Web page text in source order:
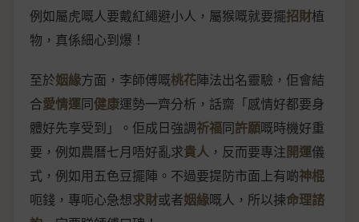
例如屬虎嘅人要戴紅繩避小人，屬猴嘅就要擺招財植
物，真係細心到爆！
至於姻緣方面，李師傅嘅桃花陣法出名靈驗，佢會結
合愛情運同健康運勢一齊分析，話齋「感情好都要身
體好先享受到」。佢成日強調祈福同許願嘅時機好重
要，例如農曆七月唔好亂求貴人 ，反而要專注開運儀
式，例如用五色豆擺陣。不過要提防市面上有啲神棍
呃錢，專呃心急想求財或者姻緣嘅人，所以揀命理諮